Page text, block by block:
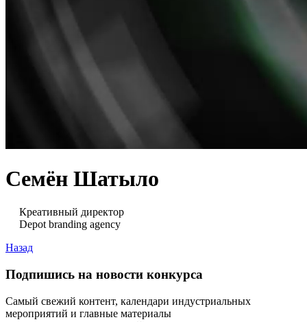
Семён Шатыло
Креативный директор
Depot branding agency
Назад
Подпишись на новости конкурса
Самый свежий контент, календари индустриальных
мероприятий и главные материалы